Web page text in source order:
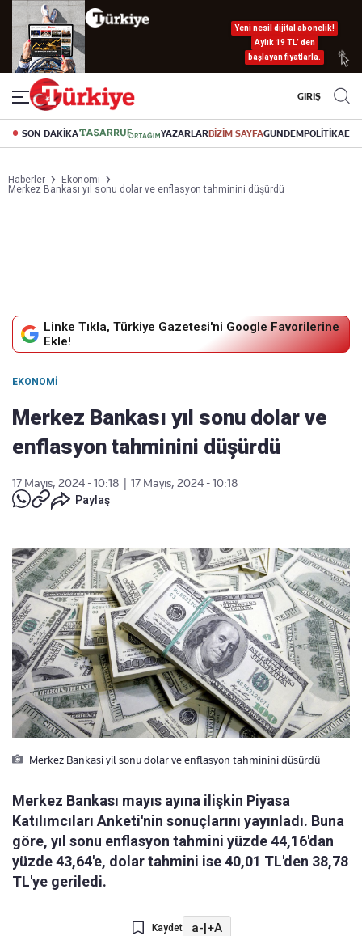
Yeni nesil dijital abonelik!
Aylık 19 TL’ den
başlayan fiyatlarla.
GİRİŞ
SON DAKİKA YAZARLARBİZİM SAYFAGÜNDEMPOLİTİKA
Haberler
Ekonomi
Merkez Bankası yıl sonu dolar ve enflasyon tahminini düşürdü
Linke Tıkla, Türkiye Gazetesi'ni Google Favorilerine
Ekle!
EKONOMI
Merkez Bankası yıl sonu dolar ve
enflasyon tahminini düşürdü
17 Mayıs, 2024 - 10:18
17 Mayıs, 2024 - 10:18
Paylaş
Merkez Bankasi yil sonu dolar ve enflasyon tahminini düsürdü
Merkez Bankası mayıs ayına ilişkin Piyasa
Katılımcıları Anketi'nin sonuçlarını yayınladı. Buna
göre, yıl sonu enflasyon tahmini yüzde 44,16'dan
yüzde 43,64'e, dolar tahmini ise 40,01 TL'den 38,78
TL'ye geriledi.
Kaydet a-|+A